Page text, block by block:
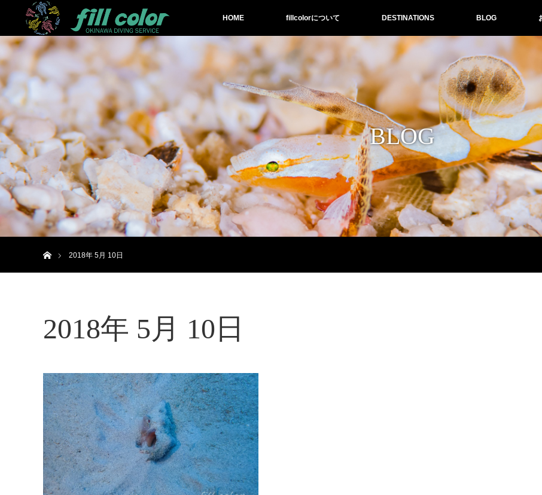
HOME fillcolorについて DESTINATIONS BLOG
BLOG
2018年 5月 10日
2018年 5月 10日